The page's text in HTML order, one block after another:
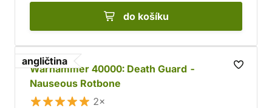
do košíku
angličtina
Warhammer 40000: Death Guard -
Nauseous Rotbone
2×